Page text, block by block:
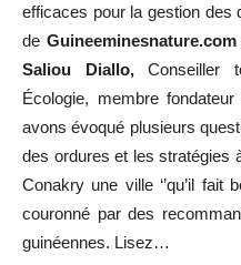
efficaces pour la gestion des
deGuineeminesnature.com
Saliou Diallo,Conseiller
Écologie, membre
avons évoqué plusieurs
des ordures et les stratégies
Conakry une ville ‘’qu’il fait
couronné par des
guinéennes. Lisez…